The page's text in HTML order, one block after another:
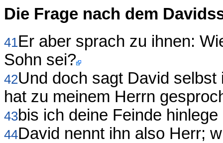
Die Frage nach dem
41Er aber sprach zu ihnen:
Sohn sei?
42Und doch sagt David
hat zu meinem Herrn
43bis ich deine Feinde
44David nennt ihn also Herr;